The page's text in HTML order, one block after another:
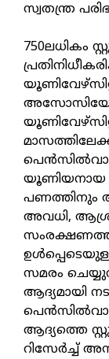
സ്വതന്ത്ര
750ലധികം
യൂണിയനായ
പണത്തിനും
അവധി,
സമരം
ആദ്യമായി
ആദ്യത്തെ
റിസേർച്ച്